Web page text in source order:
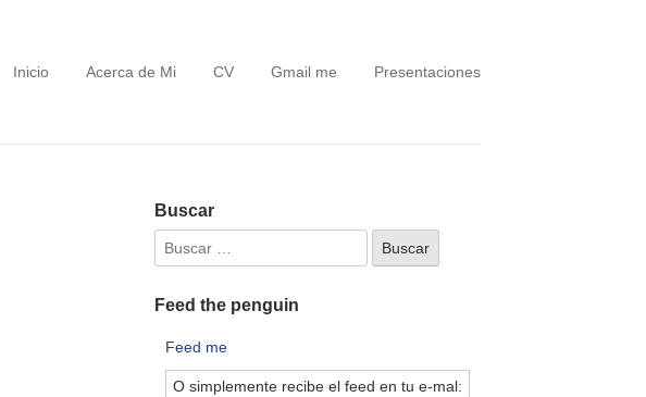
Inicio Acerca de Mi CV Gmail me Presentaciones
Buscar
Feed the penguin
Feed me
O simplemente recibe el feed en tu e-mal: